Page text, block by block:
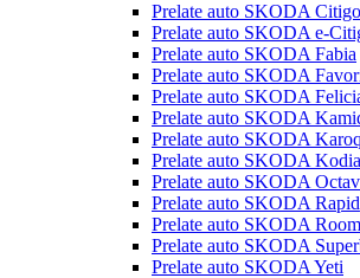
Prelate auto SKODA Citigo
Prelate auto SKODA e-
Prelate auto SKODA Fabia
Prelate auto SKODA
Prelate auto SKODA
Prelate auto SKODA
Prelate auto SKODA Karoq
Prelate auto SKODA
Prelate auto SKODA
Prelate auto SKODA Rapid
Prelate auto SKODA
Prelate auto SKODA
Prelate auto SKODA Yeti